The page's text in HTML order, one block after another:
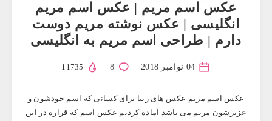
عکس اسم مريم | عکس اسم مریم
انگلیسی | عکس نوشته مریم دوست
دارم | طراحی اسم مریم به انگلیسی
8
عکس اسم مریم عکس های زیبا برای کسانی که اسم خودشون و
عزیزشون مریم می باشد آماده کردیم عکس اسم که قراره در این